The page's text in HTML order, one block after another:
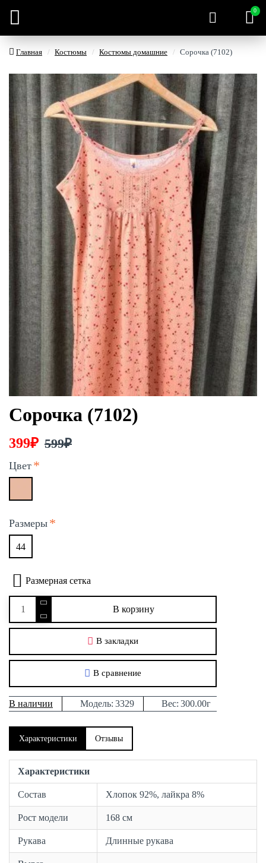
0
Главная Костюмы Костюмы домашние Сорочка (7102)
Сорочка (7102)
В наличии Модель: 3329 Вес: 300.00г
399₽ 599₽
Цвет
Размеры
44
В корзину
В закладки
В сравнение
Размерная сетка
Характеристики Отзывы
Характеристики
Состав Хлопок 92%, лайкра 8%
Рост модели 168 см
Рукава Длинные рукава